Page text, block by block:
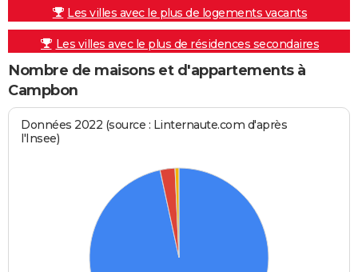
Les villes avec le plus de logements vacants
Les villes avec le plus de résidences secondaires
Nombre de maisons et d'appartements à
Campbon
Données 2022 (source : Linternaute.com d'après
l'Insee)